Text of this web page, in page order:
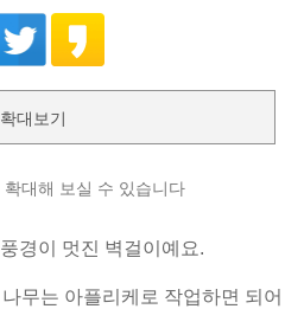
확대보기
확대해 보실 수 있습니다
경이 멋진 벽걸이예요.
무는 아플리케로 작업하면 되어